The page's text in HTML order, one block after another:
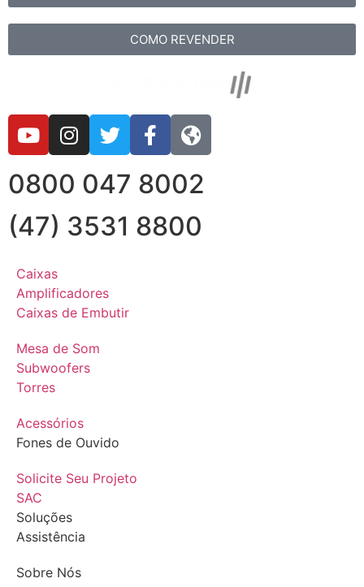
COMO REVENDER
0800 047 8002
(47) 3531 8800
Caixas
Amplificadores
Caixas de Embutir
Mesa de Som
Subwoofers
Torres
Acessórios
Fones de Ouvido
Solicite Seu Projeto
SAC
Soluções
Assistência
Sobre Nós